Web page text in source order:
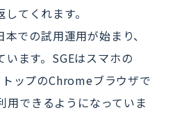
てくれます。
での試用運用が始まり、
ます。SGEはスマホの
ップのChromeブラウザで
用できるようになっていま